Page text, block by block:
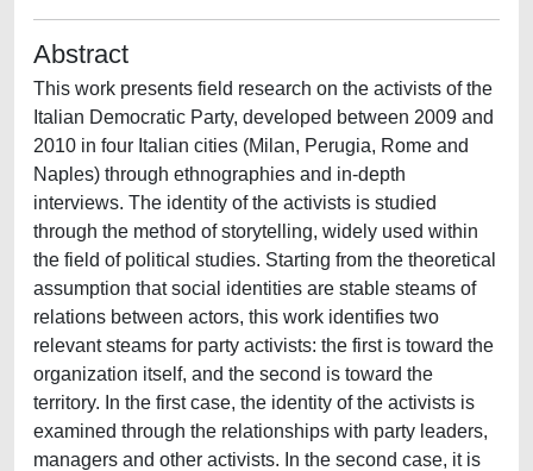
Abstract
This work presents field research on the activists of the
Italian Democratic Party, developed between 2009 and
2010 in four Italian cities (Milan, Perugia, Rome and
Naples) through ethnographies and in-depth
interviews. The identity of the activists is studied
through the method of storytelling, widely used within
the field of political studies. Starting from the theoretical
assumption that social identities are stable steams of
relations between actors, this work identifies two
relevant steams for party activists: the first is toward the
organization itself, and the second is toward the
territory. In the first case, the identity of the activists is
examined through the relationships with party leaders,
managers and other activists. In the second case, it is